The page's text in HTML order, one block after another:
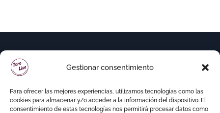
Gestionar consentimiento
Para ofrecer las mejores experiencias, utilizamos tecnologías como las
cookies para almacenar y/o acceder a la información del dispositivo. El
consentimiento de estas tecnologías nos permitirá procesar datos como